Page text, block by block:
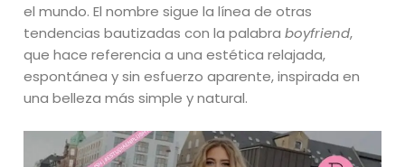
el mundo. El nombre sigue la línea de otras
tendencias bautizadas con la palabraboyfriend,
que hace referencia a una estética relajada,
espontánea y sin esfuerzo aparente, inspirada en
una belleza más simple y natural.